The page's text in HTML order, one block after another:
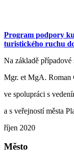
Program podpory
turistického ruchu
Na základě případové
Mgr. et MgA. Roman
ve spolupráci s
a s veřejností města
říjen 2020
Město